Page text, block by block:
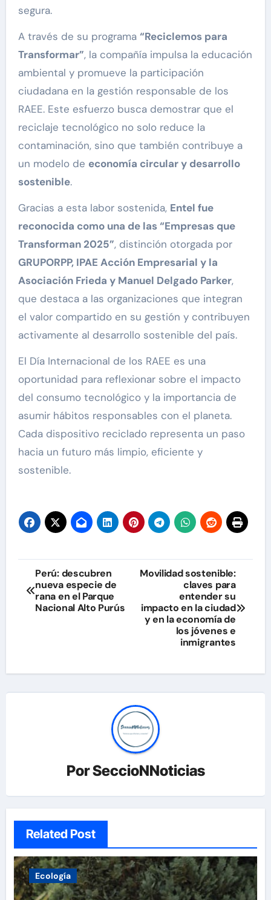
segura.
A través de su programa “Reciclemos para
Transformar”, la compañía impulsa la educación
ambiental y promueve la participación
ciudadana en la gestión responsable de los
RAEE. Este esfuerzo busca demostrar que el
reciclaje tecnológico no solo reduce la
contaminación, sino que también contribuye a
un modelo de economía circular y desarrollo
sostenible.
Gracias a esta labor sostenida, Entel fue
reconocida como una de las “Empresas que
Transforman 2025”, distinción otorgada por
GRUPORPP, IPAE Acción Empresarial y la
Asociación Frieda y Manuel Delgado Parker,
que destaca a las organizaciones que integran
el valor compartido en su gestión y contribuyen
activamente al desarrollo sostenible del país.
El Día Internacional de los RAEE es una
oportunidad para reflexionar sobre el impacto
del consumo tecnológico y la importancia de
asumir hábitos responsables con el planeta.
Cada dispositivo reciclado representa un paso
hacia un futuro más limpio, eficiente y
sostenible.
Navegación
de
Perú: descubren
nueva especie de
rana en el Parque
Nacional Alto Purús
Movilidad sostenible:
claves para
entender su
impacto en la ciudad
y en la economía de
los jóvenes e
inmigrantes
PorSeccioNNoticias
Related Post
Ecología